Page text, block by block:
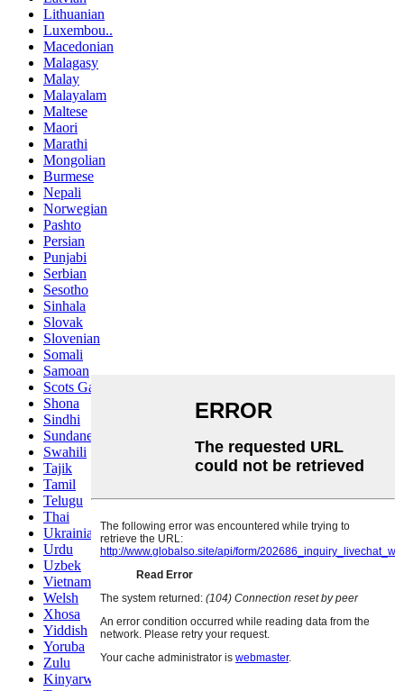
Lithuanian
Luxembou..
Macedonian
Malagasy
Malay
Malayalam
Maltese
Maori
Marathi
Mongolian
Burmese
Nepali
Norwegian
Pashto
Persian
Punjabi
Serbian
Sesotho
Sinhala
Slovak
Slovenian
Somali
Samoan
Scots Gaelic
Shona
Sindhi
Sundanese
Swahili
Tajik
Tamil
Telugu
Thai
Ukrainian
Urdu
Uzbek
Vietnamese
Welsh
Xhosa
Yiddish
Yoruba
Zulu
Kinyarwanda